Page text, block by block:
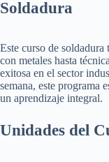
Soldadura
Este curso de
con metales hasta
exitosa en el sector
semana, este programa
un aprendizaje integral.
Unidades del